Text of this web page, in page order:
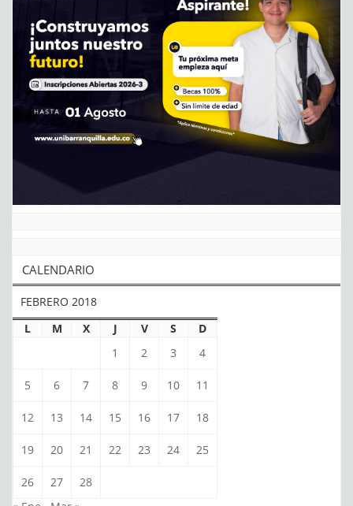
CALENDARIO
FEBRERO 2018
L
M X J V S
D
1
2 3 4
5 6 7 8 9 10 11
12 13 14 15 16 17 18
19 20 21 22 23 24 25
26 27
28